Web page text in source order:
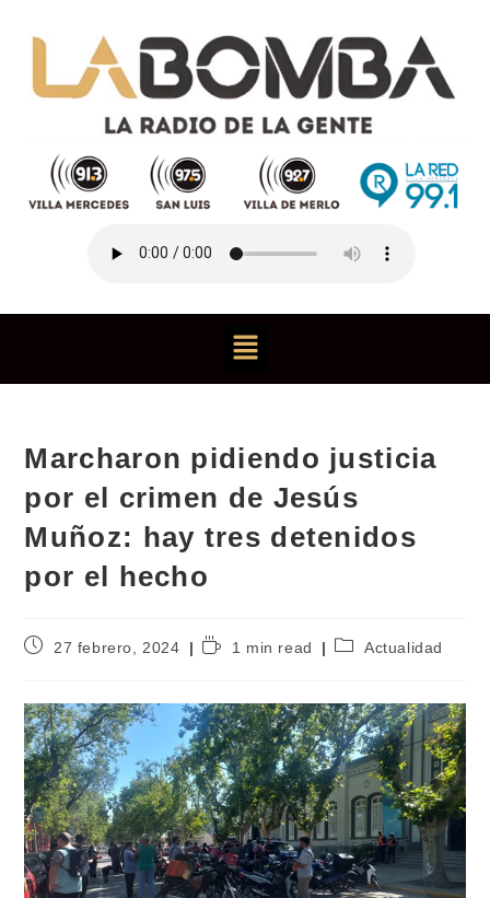
Marcharon pidiendo justicia
por el crimen de Jesús
Muñoz: hay tres detenidos
por el hecho
27 febrero, 2024 1 min read Actualidad